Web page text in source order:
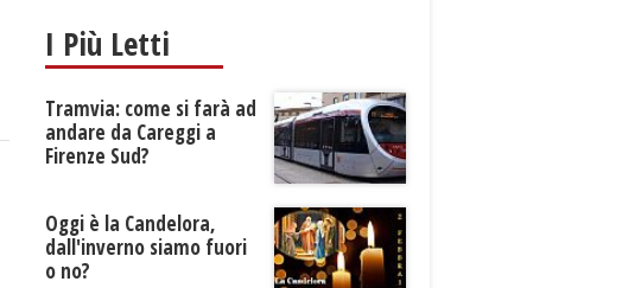
I Più Letti
Tramvia: come si farà ad
andare da Careggi a
Firenze Sud?
Oggi è la Candelora,
dall'inverno siamo fuori
o no?